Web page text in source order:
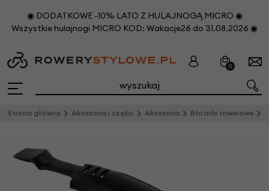
◉ DODATKOWE -10% LATO Z HULAJNOGĄ MICRO ◉
Wszystkie hulajnogi MICRO KOD: Wakacje26 do 31.08.2026 ◉
0
Strona główna Akcesoria i części Akcesoria Błotniki rowerowe